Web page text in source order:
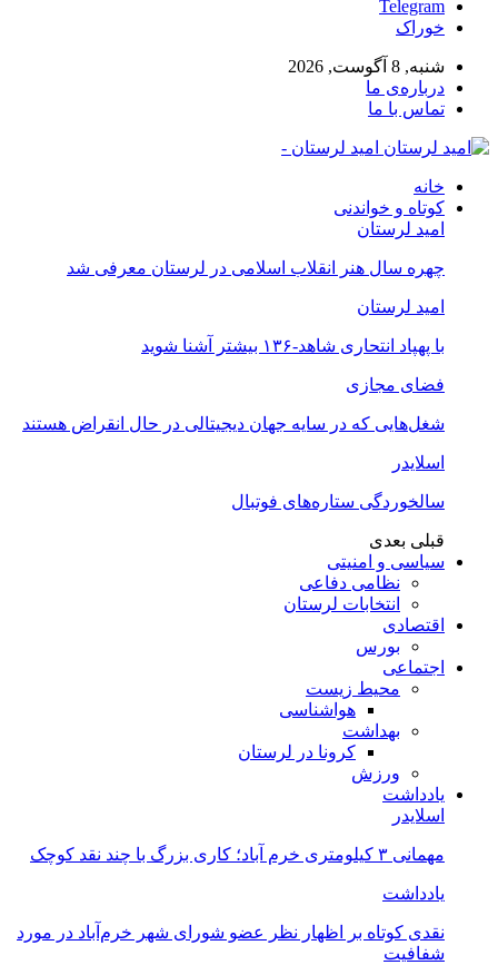
Telegram
خوراک
شنبه, 8 آگوست, 2026
درباره‌ی ما
تماس با ما
امید لرستان -
خانه
کوتاه و خواندنی
امید لرستان
چهره سال هنر انقلاب اسلامی در لرستان معرفی شد
امید لرستان
با پهپاد انتحاری شاهد-۱۳۶ بیشتر آشنا شوید
فضای مجازی
شغل‌‌هایی که در سایه جهان دیجیتالی در حال انقراض هستند
اسلایدر
سالخوردگی ستاره‌های فوتبال
قبلی بعدی
سیاسی و امنیتی
نظامی دفاعی
انتخابات لرستان
اقتصادی
بورس
اجتماعی
محیط زیست
هواشناسی
بهداشت
کرونا در لرستان
ورزش
یادداشت
اسلایدر
مهمانی ۳ کیلومتری خرم آباد؛ کاری بزرگ با چند نقد کوچک
یادداشت
نقدی کوتاه بر اظهار نظر عضو شورای شهر خرم‌آباد در مورد
شفافیت